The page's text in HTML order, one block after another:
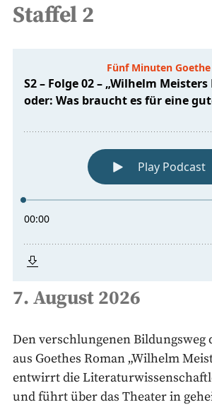
Staffel 2
7. August 2026
Den verschlungenen
aus Goethes Roman „Wilhelm
entwirrt die
und führt über das Theater in